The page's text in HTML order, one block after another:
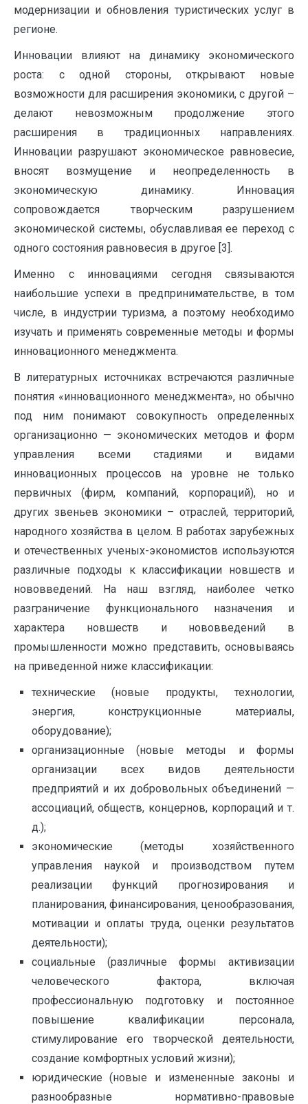
модернизации и обновления туристических услуг в
регионе.
Инновации влияют на динамику экономического
роста: с одной стороны, открывают новые
возможности для расширения экономики, с другой –
делают невозможным продолжение этого
расширения в традиционных направлениях.
Инновации разрушают экономическое равновесие,
вносят возмущение и неопределенность в
экономическую динамику. Инновация
сопровождается творческим разрушением
экономической системы, обуславливая ее переход с
одного состояния равновесия в другое [3].
Именно с инновациями сегодня связываются
наибольшие успехи в предпринимательстве, в том
числе, в индустрии туризма, а поэтому необходимо
изучать и применять современные методы и формы
инновационного менеджмента.
В литературных источниках встречаются различные
понятия «инновационного менеджмента», но обычно
под ним понимают совокупность определенных
организационно — экономических методов и форм
управления всеми стадиями и видами
инновационных процессов на уровне не только
первичных (фирм, компаний, корпораций), но и
других звеньев экономики – отраслей, территорий,
народного хозяйства в целом. В работах зарубежных
и отечественных ученых-экономистов используются
различные подходы к классификации новшеств и
нововведений. На наш взгляд, наиболее четко
разграничение функционального назначения и
характера новшеств и нововведений в
промышленности можно представить, основываясь
на приведенной ниже класси­фикации:
технические (новые продукты, технологии,
энергия, конструкционные материалы,
оборудование);
организационные (новые методы и формы
организации всех видов деятельности
предприятий и их добровольных объединений —
ассоциаций, обществ, концернов, корпораций и т.
д.);
экономические (методы хозяйственного
управления наукой и производством путем
реализации функций прогнозирования и
планирования, финансирования, ценообразования,
мотивации и оплаты труда, оценки результатов
деятельности);
социальные (различные формы активизации
человеческого фактора, включая
профессиональную подготовку и постоянное
повышение квалификации персонала,
стимулирование его творческой деятельности,
создание комфортных условий жизни);
юридические (новые и измененные законы и
разнообразные нормативно-правовые